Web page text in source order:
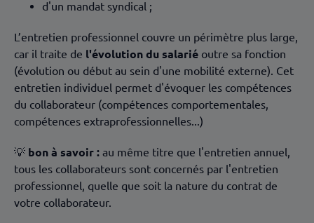
d'un mandat syndical ;
L’entretien professionnel couvre un périmètre plus large,
car il traite de l'évolution du salarié outre sa fonction
(évolution ou début au sein d'une mobilité externe). Cet
entretien individuel permet d'évoquer les compétences
du collaborateur (compétences comportementales,
compétences extraprofessionnelles...)
💡 bon à savoir : au même titre que l'entretien annuel,
tous les collaborateurs sont concernés par l'entretien
professionnel, quelle que soit la nature du contrat de
votre collaborateur.